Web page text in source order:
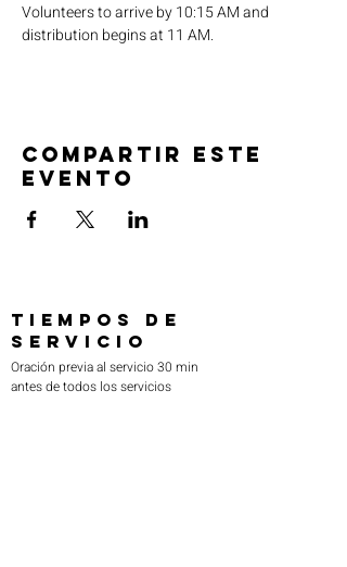
Volunteers to arrive by 10:15 AM and
distribution begins at 11 AM.
Compartir este
evento
TIEMPOS DE
SERVICIO
Oración previa al servicio 30 min
antes de todos los servicios